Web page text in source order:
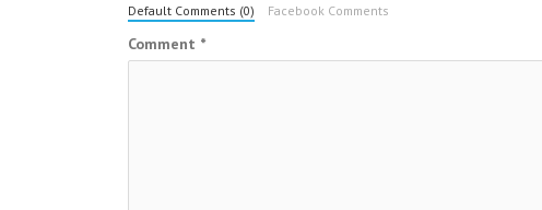
Default Comments (0) Facebook Comments
Comment *